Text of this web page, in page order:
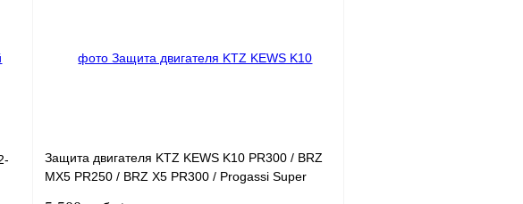
наличии
Защита двигателя KTZ KEWS K10 PR300 / BRZ
MX5 PR250 / BRZ X5 PR300 / Progassi Super